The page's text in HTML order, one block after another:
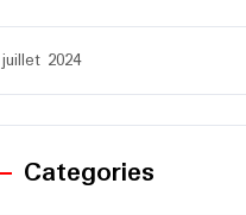
juillet 2024
Categories